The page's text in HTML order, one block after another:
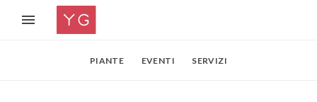
PIANTE EVENTI SERVIZI